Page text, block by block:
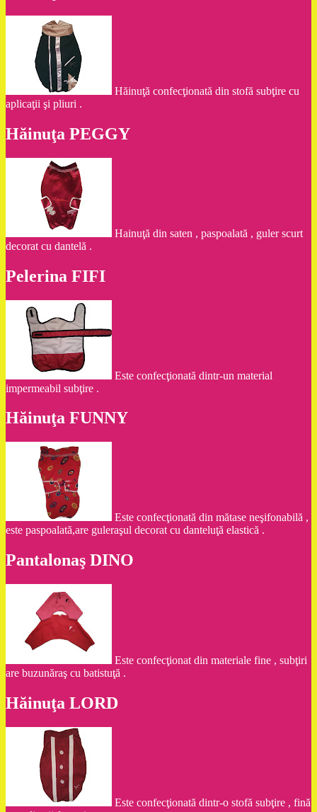
Hăinuţă confecţionată din stofă subţire cu
aplicaţii şi pliuri .
Hăinuţa PEGGY
Hainuţă din saten , paspoalată , guler scurt
decorat cu dantelă .
Pelerina FIFI
Este confecţionată dintr-un material
impermeabil subţire .
Hăinuţa FUNNY
Este confecţionată din mătase neşifonabilă ,
este paspoalată,are guleraşul decorat cu danteluţă elastică .
Pantalonaş DINO
Este confecţionat din materiale fine , subţiri
are buzunăraş cu batistuţă .
Hăinuţa LORD
Este confecţionată dintr-o stofă subţire , fină